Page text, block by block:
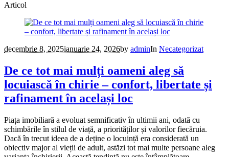
Articol
decembrie 8, 2025ianuarie 24, 2026by adminIn Necategorizat
De ce tot mai mulți oameni aleg să
locuiască în chirie – confort, libertate și
rafinament în același loc
Piața imobiliară a evoluat semnificativ în ultimii ani, odată cu
schimbările în stilul de viață, a priorităților și valorilor fiecăruia.
Dacă în trecut ideea de a deține o locuință era considerată un
obiectiv major al vieții de adult, astăzi tot mai multe persoane aleg